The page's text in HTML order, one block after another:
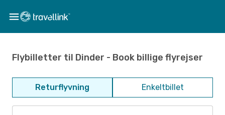
Flybilletter til Dinder - Book billige flyrejser
Returflyvning Enkeltbillet